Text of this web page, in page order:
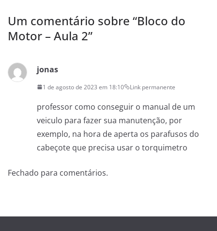
Um comentário sobre “Bloco do
Motor – Aula 2”
jonas
1 de agosto de 2023 em 18:10 Link permanente
professor como conseguir o manual de um
veiculo para fazer sua manutenção, por
exemplo, na hora de aperta os parafusos do
cabeçote que precisa usar o torquimetro
Fechado para comentários.